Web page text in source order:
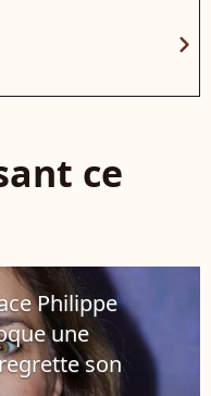
chevron_right
ce
Philippe
une
son